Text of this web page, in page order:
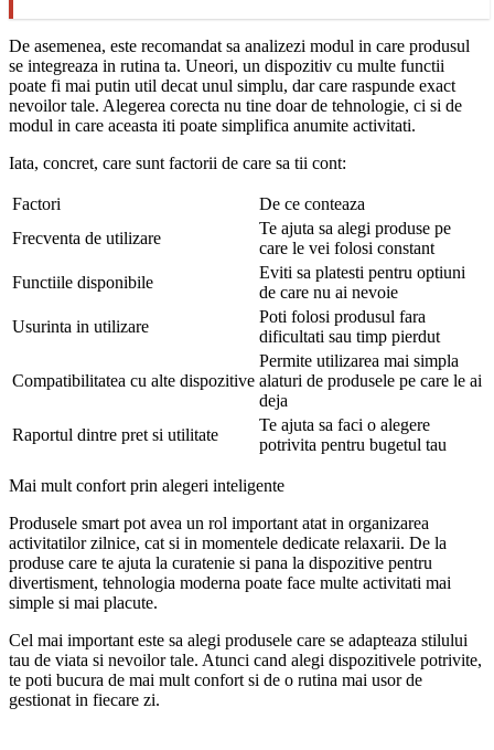
De asemenea, este recomandat sa analizezi modul in care produsul
se integreaza in rutina ta. Uneori, un dispozitiv cu multe functii
poate fi mai putin util decat unul simplu, dar care raspunde exact
nevoilor tale. Alegerea corecta nu tine doar de tehnologie, ci si de
modul in care aceasta iti poate simplifica anumite activitati.
Iata, concret, care sunt factorii de care sa tii cont:
Factori
De ce conteaza
Frecventa de utilizare
Te ajuta sa alegi produse pe
care le vei folosi constant
Functiile disponibile
Eviti sa platesti pentru optiuni
de care nu ai nevoie
Usurinta in utilizare
Poti folosi produsul fara
dificultati sau timp pierdut
Compatibilitatea cu alte dispozitive
Permite utilizarea mai simpla
alaturi de produsele pe care le ai
deja
Raportul dintre pret si utilitate
Te ajuta sa faci o alegere
potrivita pentru bugetul tau
Mai mult confort prin alegeri inteligente
Produsele smart pot avea un rol important atat in organizarea
activitatilor zilnice, cat si in momentele dedicate relaxarii. De la
produse care te ajuta la curatenie si pana la dispozitive pentru
divertisment, tehnologia moderna poate face multe activitati mai
simple si mai placute.
Cel mai important este sa alegi produsele care se adapteaza stilului
tau de viata si nevoilor tale. Atunci cand alegi dispozitivele potrivite,
te poti bucura de mai mult confort si de o rutina mai usor de
gestionat in fiecare zi.